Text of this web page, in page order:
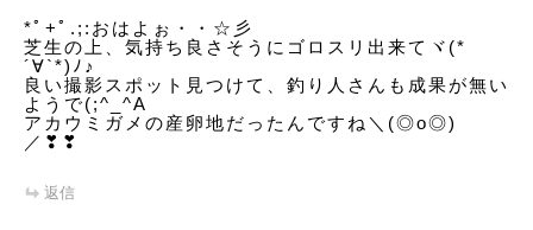
ョ
ン
*ﾟ+ﾟ.;:おはよぉ・・☆彡
芝生の上、気持ち良さそうにゴロスリ出来てヾ(*
´∀`*)ﾉ♪
良い撮影スポット見つけて、釣り人さんも成果が無い
ようで(;^_^A
アカウミガメの産卵地だったんですね＼(◎o◎)
／❣❣
返信